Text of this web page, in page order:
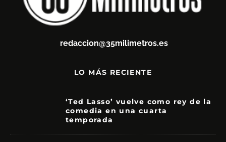
redaccion@35milimetros.es
LO MÁS RECIENTE
‘Ted Lasso’ vuelve como rey de la
comedia en una cuarta
temporada